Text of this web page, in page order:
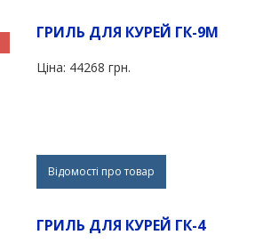
ГРИЛЬ ДЛЯ КУРЕЙ ГК-9М
Ціна: 44268 грн.
Відомості про товар
ГРИЛЬ ДЛЯ КУРЕЙ ГК-4